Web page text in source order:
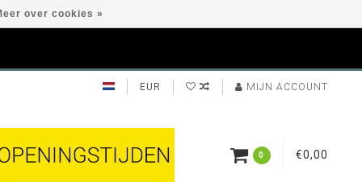
EUR MIJN ACCOUNT
0 €0,00
over cookies »